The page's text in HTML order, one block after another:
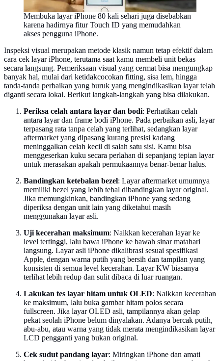
Membuka layar iPhone 80 kali sehari juga disebabkan
karena hadirnya fitur Touch ID yang memudahkan
akses pengguna iPhone.
Inspeksi visual merupakan metode klasik namun tetap efektif dalam
cara cek layar iPhone, terutama saat kamu membeli unit bekas
secara langsung. Pemeriksaan visual yang cermat bisa mengungkap
banyak hal, mulai dari ketidakcocokan fitting, sisa lem, hingga
tanda-tanda perbaikan yang buruk yang mengindikasikan layar telah
diganti secara lokal. Berikut langkah-langkah yang bisa dilakukan.
Periksa celah antara layar dan bodi: Perhatikan celah
antara layar dan frame bodi iPhone. Pada perbaikan asli, layar
terpasang rata tanpa celah yang terlihat, sedangkan layar
aftermarket yang dipasang kurang presisi kadang
meninggalkan celah kecil di salah satu sisi. Kamu bisa
menggeserkan kuku secara perlahan di sepanjang tepian layar
untuk merasakan apakah permukaannya benar-benar halus.
Bandingkan ketebalan bezel: Layar aftermarket umumnya
memiliki bezel yang lebih tebal dibandingkan layar original.
Jika memungkinkan, bandingkan iPhone yang sedang
diperiksa dengan unit lain yang diketahui masih
menggunakan layar asli.
Uji kecerahan maksimum: Naikkan kecerahan layar ke
level tertinggi, lalu bawa iPhone ke bawah sinar matahari
langsung. Layar asli iPhone dikalibrasi sesuai spesifikasi
Apple, dengan warna putih yang bersih dan tampilan yang
konsisten di semua level kecerahan. Layar KW biasanya
terlihat lebih redup dan sulit dibaca di luar ruangan.
Lakukan tes layar hitam untuk OLED: Naikkan kecerahan
ke maksimum, lalu buka gambar hitam polos secara
fullscreen. Jika layar OLED asli, tampilannya akan gelap
pekat seolah iPhone belum dinyalakan. Adanya bercak putih,
abu-abu, atau warna yang tidak merata mengindikasikan layar
LCD pengganti yang bukan original.
Cek sudut pandang layar: Miringkan iPhone dan amati